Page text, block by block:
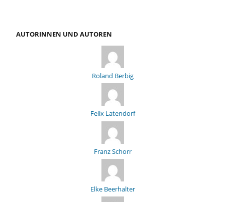
AUTORINNEN UND AUTOREN
Roland Berbig
Felix Latendorf
Franz Schorr
Elke Beerhalter